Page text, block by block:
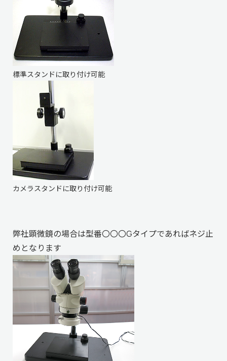
標準スタンドに取り付け可能
カメラスタンドに取り付け可能
弊社顕微鏡の場合は型番〇〇〇Gタイプであればネジ止
めとなります